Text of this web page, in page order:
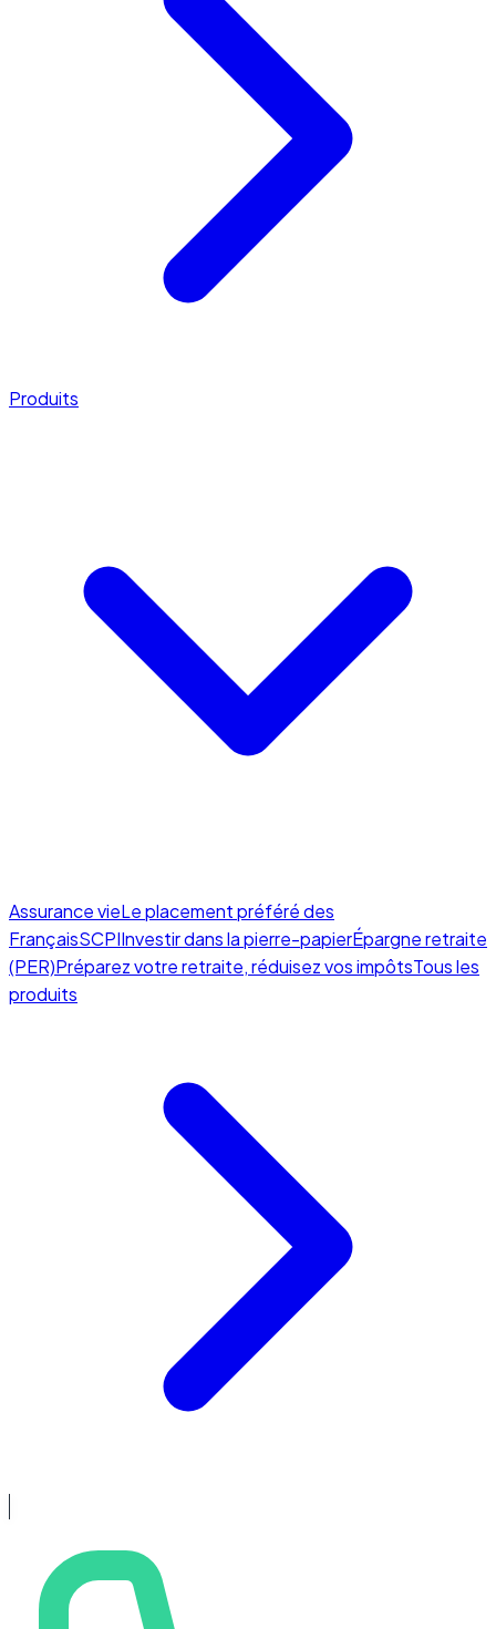
Produits
Assurance vieLe placement préféré des
FrançaisSCPIInvestir dans la pierre-papierÉpargne retraite
(PER)Préparez votre retraite, réduisez vos impôtsTous les
produits